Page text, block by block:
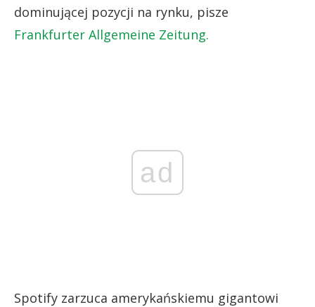
dominującej pozycji na rynku, pisze
Frankfurter Allgemeine Zeitung.
ad
Spotify zarzuca amerykańskiemu gigantowi